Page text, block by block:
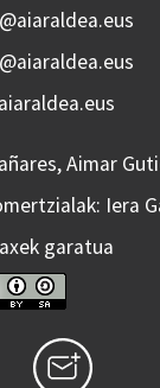
Aimar
Iera
garatua